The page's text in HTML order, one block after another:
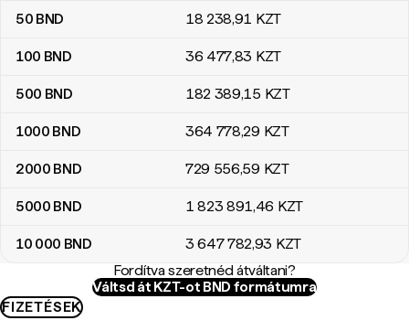
50 BND 18 238,91 KZT
100 BND 36 477,83 KZT
500 BND 182 389,15 KZT
1000 BND 364 778,29 KZT
2000 BND 729 556,59 KZT
5000 BND 1 823 891,46 KZT
10 000 BND 3 647 782,93 KZT
Fordítva szeretnéd átváltani?
Váltsd át KZT-ot BND formátumra
FIZETÉSEK